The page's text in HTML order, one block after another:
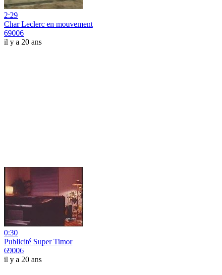
2:29
Char Leclerc en mouvement
69006
il y a 20 ans
0:30
Publicité Super Timor
69006
il y a 20 ans